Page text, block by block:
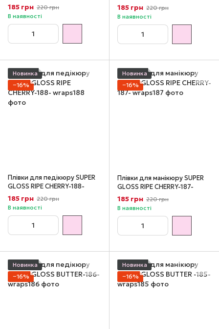
185 грн 220 грн
В наявності
185 грн 220 грн
В наявності
Новинка
−16%
Плівки для педікюру SUPER
GLOSS RIPE CHERRY-188-
185 грн 220 грн
В наявності
Новинка
−16%
Плівки для манікюру SUPER
GLOSS RIPE CHERRY-187-
185 грн 220 грн
В наявності
Новинка
−16%
Новинка
−16%